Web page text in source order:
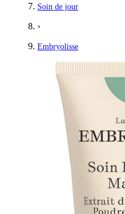
Soin de jour
›
Embryolisse